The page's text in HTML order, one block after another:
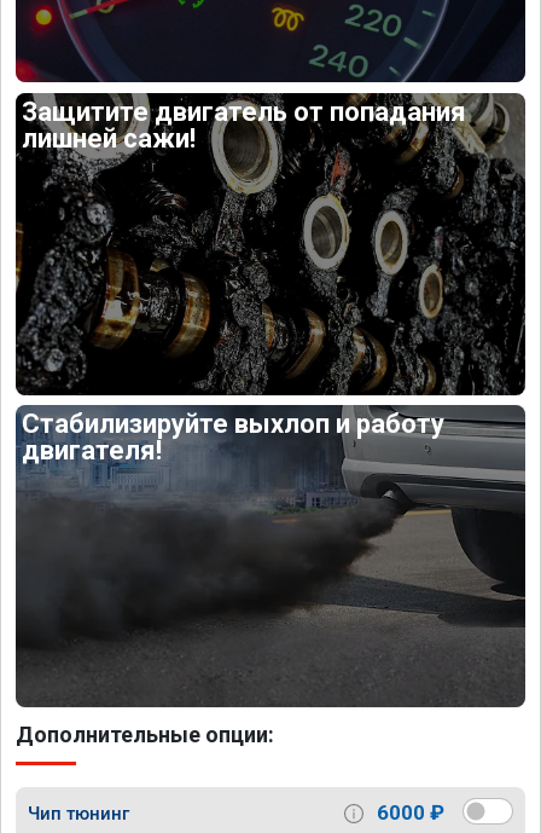
Защитите двигатель от попадания
лишней сажи!
Стабилизируйте выхлоп и работу
двигателя!
Дополнительные опции:
Чип тюнинг 6000 ₽